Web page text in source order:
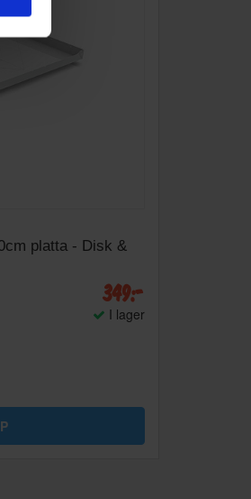
platta - Disk &
349:-
I lager